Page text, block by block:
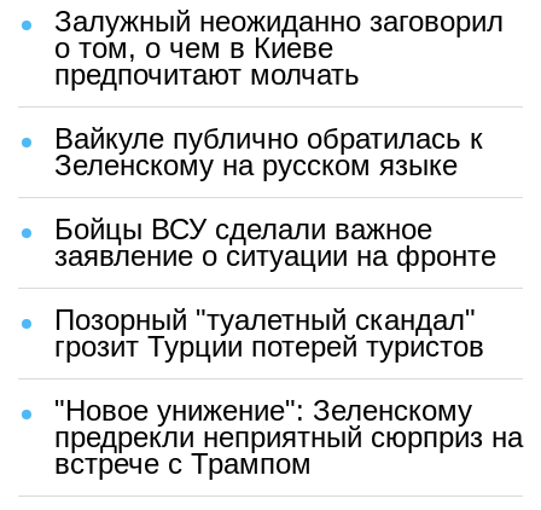
Залужный неожиданно заговорил
о том, о чем в Киеве
предпочитают молчать
Вайкуле публично обратилась к
Зеленскому на русском языке
Бойцы ВСУ сделали важное
заявление о ситуации на фронте
Позорный "туалетный скандал"
грозит Турции потерей туристов
"Новое унижение": Зеленскому
предрекли неприятный сюрприз на
встрече с Трампом